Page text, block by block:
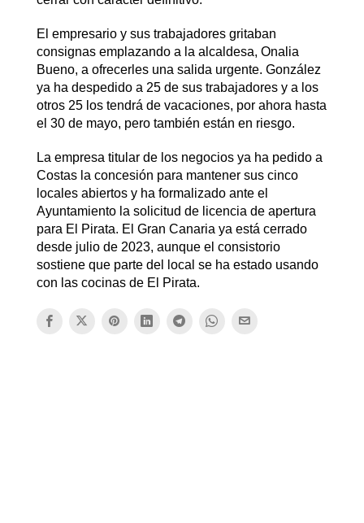
El empresario y sus trabajadores gritaban
consignas emplazando a la alcaldesa, Onalia
Bueno, a ofrecerles una salida urgente. González
ya ha despedido a 25 de sus trabajadores y a los
otros 25 los tendrá de vacaciones, por ahora hasta
el 30 de mayo, pero también están en riesgo.
La empresa titular de los negocios ya ha pedido a
Costas la concesión para mantener sus cinco
locales abiertos y ha formalizado ante el
Ayuntamiento la solicitud de licencia de apertura
para El Pirata. El Gran Canaria ya está cerrado
desde julio de 2023, aunque el consistorio
sostiene que parte del local se ha estado usando
con las cocinas de El Pirata.